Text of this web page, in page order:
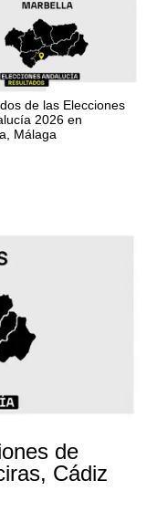
de las Elecciones
2026 en
Málaga
de
Cádiz